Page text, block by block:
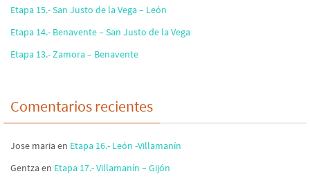
Etapa 15.- San Justo de la Vega – León
Etapa 14.- Benavente – San Justo de la Vega
Etapa 13.- Zamora – Benavente
Comentarios recientes
Jose mariaen Etapa 16.- León -Villamanín
Gentzaen Etapa 17.- Villamanín – Gijón